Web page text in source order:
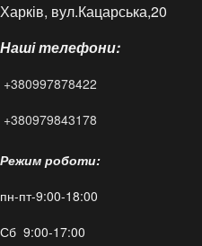
Контакти
Статті
FAQ
Харків, вул.Кацарська,20
Наші телефони:
+380997878422
+380979843178
Режим роботи:
пн-пт-9:00-18:00
Сб 9:00-17:00